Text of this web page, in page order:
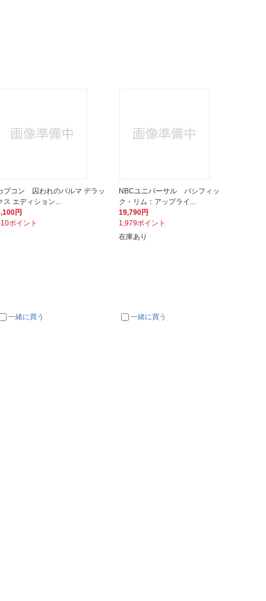
プコン 囚われのパルマ デラッ
ス エディション...
円
ポイント
一緒に買う
NBCユニバーサル パシフィッ
ク・リム：アップライ...
19,790円
1,979ポイント
在庫あり
一緒に買う